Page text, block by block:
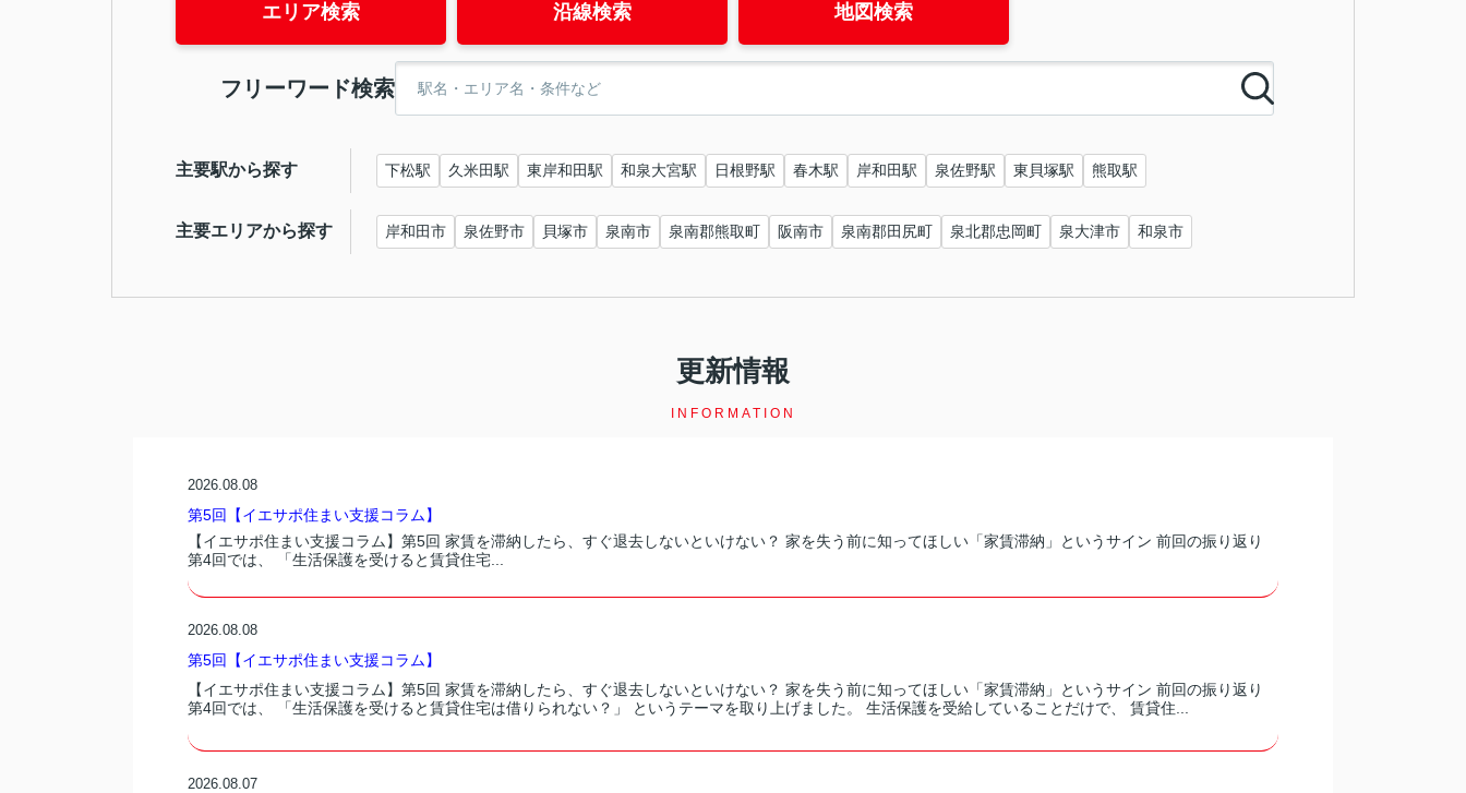
エリア検索 沿線検索 地図検索
フリーワード検索
主要駅から探す 下松駅 久米田駅 東岸和田駅 和泉大宮駅 日根野駅 春木駅 岸和田駅 泉佐野駅 東貝塚駅 熊取駅
主要エリアから探す 岸和田市 泉佐野市 貝塚市 泉南市 泉南郡熊取町 阪南市 泉南郡田尻町 泉北郡忠岡町 泉大津市 和泉市
更新情報
INFORMATION
2026.08.08
第5回【イエサポ住まい支援コラム】
【イエサポ住まい支援コラム】第5回 家賃を滞納したら、すぐ退去しないといけない？ 家を失う前に知ってほしい「家賃滞納」というサイン 前回の振り返り
第4回では、 「生活保護を受けると賃貸住宅...
2026.08.08
第5回【イエサポ住まい支援コラム】
【イエサポ住まい支援コラム】第5回 家賃を滞納したら、すぐ退去しないといけない？ 家を失う前に知ってほしい「家賃滞納」というサイン 前回の振り返り
第4回では、 「生活保護を受けると賃貸住宅は借りられない？」 というテーマを取り上げました。 生活保護を受給していることだけで、 賃貸住...
2026.08.07